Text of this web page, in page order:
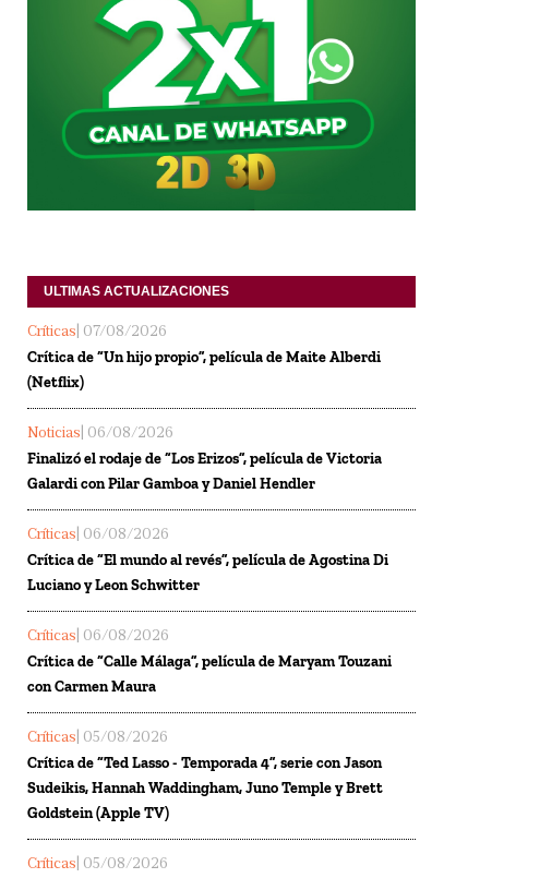
ULTIMAS ACTUALIZACIONES
Críticas | 07/08/2026
Crítica de “Un hijo propio”, película de Maite Alberdi
(Netflix)
Noticias | 06/08/2026
Finalizó el rodaje de “Los Erizos”, película de Victoria
Galardi con Pilar Gamboa y Daniel Hendler
Críticas | 06/08/2026
Crítica de “El mundo al revés”, película de Agostina Di
Luciano y Leon Schwitter
Críticas | 06/08/2026
Crítica de “Calle Málaga”, película de Maryam Touzani
con Carmen Maura
Críticas | 05/08/2026
Crítica de “Ted Lasso - Temporada 4”, serie con Jason
Sudeikis, Hannah Waddingham, Juno Temple y Brett
Goldstein (Apple TV)
Críticas | 05/08/2026